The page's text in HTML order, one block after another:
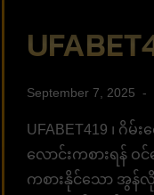
September 7, 2025
UFABET419 ၊ ဂိ
လောင်းကစားရန် ဝ
ကစားနိုင်သော အွန်လို